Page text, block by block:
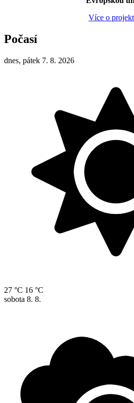
Více o
Počasí
dnes, pátek 7. 8. 2026
27 °C 16 °C
sobota 8. 8.